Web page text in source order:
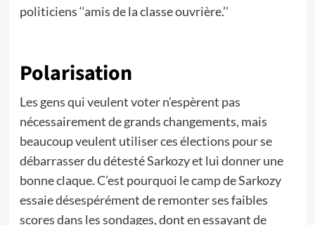
politiciens ‘‘amis de la classe ouvrière.’’
Polarisation
Les gens qui veulent voter n’espèrent pas
nécessairement de grands changements, mais
beaucoup veulent utiliser ces élections pour se
débarrasser du détesté Sarkozy et lui donner une
bonne claque. C’est pourquoi le camp de Sarkozy
essaie désespérément de remonter ses faibles
scores dans les sondages, dont en essayant de